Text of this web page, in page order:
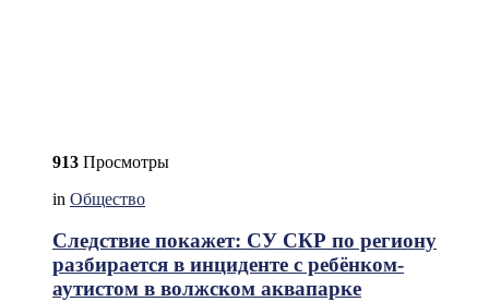
913 Просмотры
in Общество
Следствие покажет: СУ СКР по региону
разбирается в инциденте с ребёнком-
аутистом в волжском аквапарке